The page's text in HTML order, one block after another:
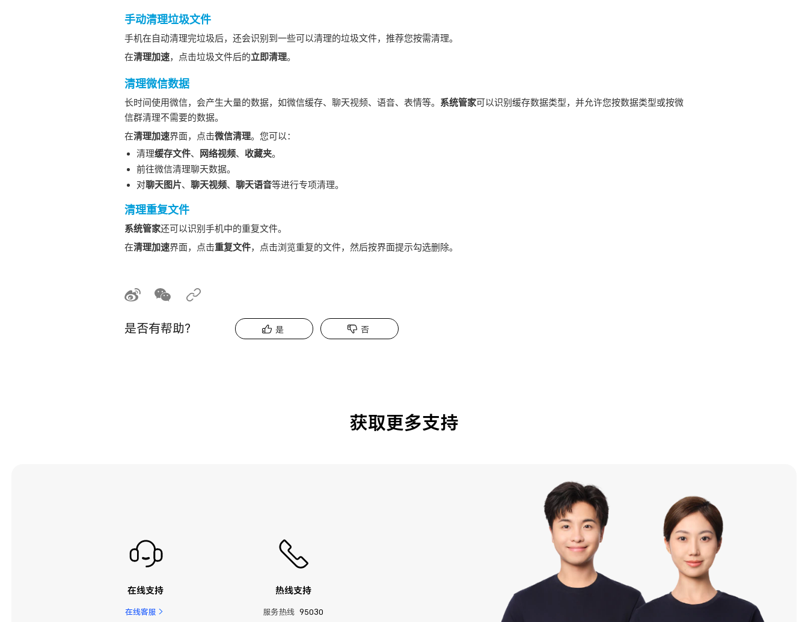
手动清理垃圾文件
手机在自动清理完垃圾后，还会识别到一些可以清理的垃圾文件，推荐您按需清理。
在清理加速，点击垃圾文件后的立即清理。
清理微信数据
长时间使用微信，会产生大量的数据，如微信缓存、聊天视频、语音、表情等。 系统管家可以识别缓存数据类型，并允许您按数据类型或按微
信群清理不需要的数据。
在清理加速界面，点击微信清理。您可以：
清理缓存文件、 网络视频、 收藏夹。
前往微信清理聊天数据。
对聊天图片、 聊天视频、 聊天语音等进行专项清理。
清理重复文件
系统管家还可以识别 手机中的重复文件。
在清理加速界面，点击重复文件，点击浏览重复的文件，然后按界面提示勾选删除。
是否有帮助？ 是 否
获取更多支持
在线支持
在线客服
热线支持
服务热线 95030